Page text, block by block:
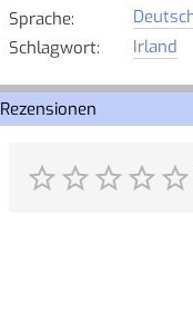
Sprache:
Schlagwort: Irland
Rezensionen